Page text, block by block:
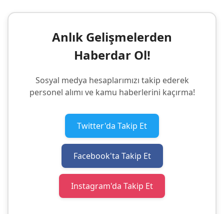
Anlık Gelişmelerden
Haberdar Ol!
Sosyal medya hesaplarımızı takip ederek
personel alımı ve kamu haberlerini kaçırma!
Twitter'da Takip Et
Facebook'ta Takip Et
Instagram'da Takip Et